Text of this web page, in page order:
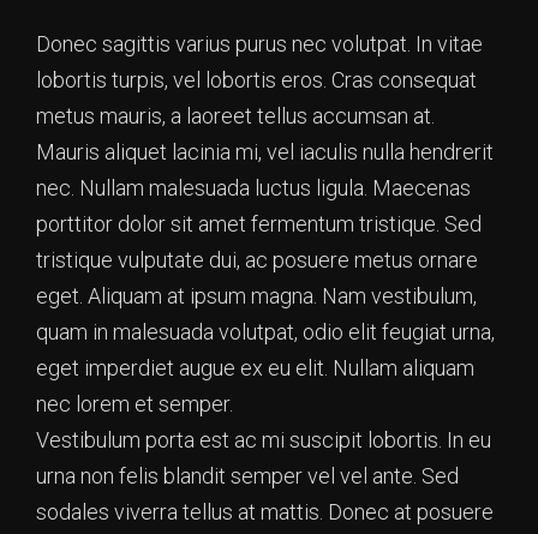
Donec sagittis varius purus nec volutpat. In vitae
lobortis turpis, vel lobortis eros. Cras consequat
metus mauris, a laoreet tellus accumsan at.
Mauris aliquet lacinia mi, vel iaculis nulla hendrerit
nec. Nullam malesuada luctus ligula. Maecenas
porttitor dolor sit amet fermentum tristique. Sed
tristique vulputate dui, ac posuere metus ornare
eget. Aliquam at ipsum magna. Nam vestibulum,
quam in malesuada volutpat, odio elit feugiat urna,
eget imperdiet augue ex eu elit. Nullam aliquam
nec lorem et semper.
Vestibulum porta est ac mi suscipit lobortis. In eu
urna non felis blandit semper vel vel ante. Sed
sodales viverra tellus at mattis. Donec at posuere